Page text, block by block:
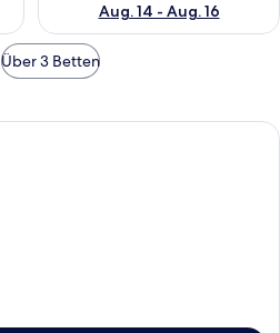
Aug. 14 - Aug. 16
Über 3 Betten
Zimmersafe, Schreibtisch,